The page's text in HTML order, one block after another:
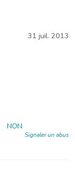
31 juil. 2013
NON
Signaler un abus